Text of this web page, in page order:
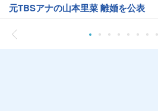
元TBSアナの山本里菜 離婚を公表